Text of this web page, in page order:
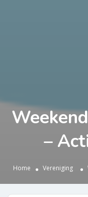
–
Home Vereniging